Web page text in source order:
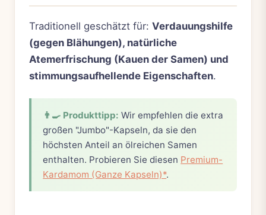
Traditionell geschätzt für: Verdauungshilfe
(gegen Blähungen), natürliche
Atemerfrischung (Kauen der Samen) und
stimmungsaufhellende Eigenschaften.
👨‍🍳 Produkttipp: Wir empfehlen die extra
großen "Jumbo"-Kapseln, da sie den
höchsten Anteil an ölreichen Samen
enthalten. Probieren Sie diesen Premium-
Kardamom (Ganze Kapseln)*.